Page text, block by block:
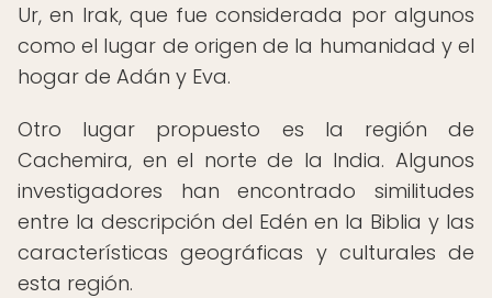
Ur, en Irak, que fue considerada por algunos
como el lugar de origen de la humanidad y el
hogar de Adán y Eva.
Otro lugar propuesto es la región de
Cachemira, en el norte de la India. Algunos
investigadores han encontrado similitudes
entre la descripción del Edén en la Biblia y las
características geográficas y culturales de
esta región.